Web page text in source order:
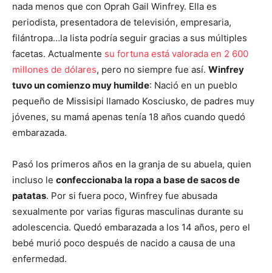
nada menos que con Oprah Gail Winfrey. Ella es
periodista, presentadora de televisión, empresaria,
filántropa…la lista podría seguir gracias a sus múltiples
facetas. Actualmente su fortuna está valorada en 2 600
millones de dólares, pero no siempre fue así. Winfrey
tuvo un comienzo muy humilde: Nació en un pueblo
pequeño de Missisipi llamado Kosciusko, de padres muy
jóvenes, su mamá apenas tenía 18 años cuando quedó
embarazada.
Pasó los primeros años en la granja de su abuela, quien
incluso le confeccionaba la ropa a base de sacos de
patatas. Por si fuera poco, Winfrey fue abusada
sexualmente por varias figuras masculinas durante su
adolescencia. Quedó embarazada a los 14 años, pero el
bebé murió poco después de nacido a causa de una
enfermedad.